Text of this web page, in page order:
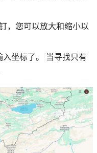
，您可以放大和缩小以
坐标了。 当寻找只有